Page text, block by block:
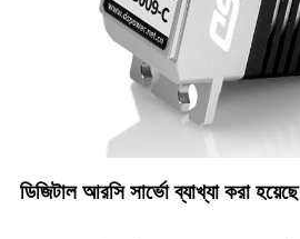
ডিজিটাল আরসি সার্ভো ব্যাখ্যা করা হয়েছে